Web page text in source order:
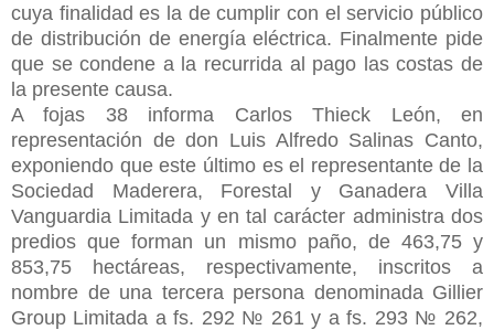
cuya finalidad es la de cumplir con el servicio público
de distribución de energía eléctrica. Finalmente pide
que se condene a la recurrida al pago las costas de
la presente causa.
A fojas 38 informa Carlos Thieck León, en
representación de don Luis Alfredo Salinas Canto,
exponiendo que este último es el representante de la
Sociedad Maderera, Forestal y Ganadera Villa
Vanguardia Limitada y en tal carácter administra dos
predios que forman un mismo paño, de 463,75 y
853,75 hectáreas, respectivamente, inscritos a
nombre de una tercera persona denominada Gillier
Group Limitada a fs. 292 № 261 y a fs. 293 № 262,